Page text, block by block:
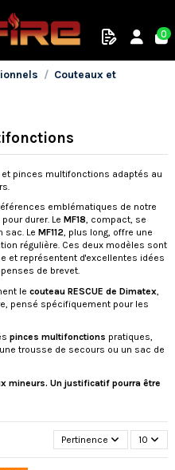
0
Couteaux et
pinces multifonctions adaptés au
emblématiques de notre
durer. Le MF18, compact, se
sac. Le MF112, plus long, offre une
régulière. Ces deux modèles sont
et représentent d'excellentes idées
de brevet.
le couteau RESCUE de Dimatex
pensé spécifiquement pour les
pinces multifonctions pratiques,
trousse de secours ou un sac de
mineurs. Un justificatif pourra être
Pertinence 10